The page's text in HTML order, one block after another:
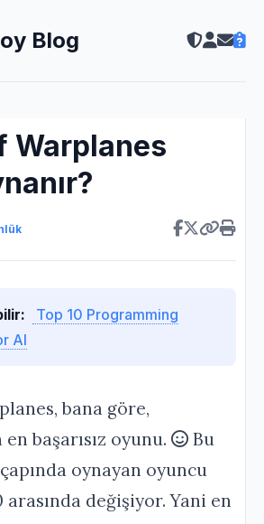
Blog
Warplanes
Top 10 Programming
AI
bana göre,
başarısız oyunu.
Bu
oynayan oyuncu
arasında değişiyor. Yani en